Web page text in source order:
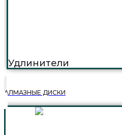
Удлинители
АЛМАЗНЫЕ ДИСКИ